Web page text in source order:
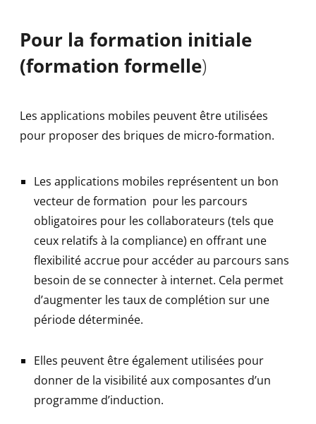
Pour la formation initiale
(formation formelle)
Les applications mobiles peuvent être utilisées
pour proposer des briques de micro-formation.
Les applications mobiles représentent un bon
vecteur de formation pour les parcours
obligatoires pour les collaborateurs (tels que
ceux relatifs à la compliance) en offrant une
flexibilité accrue pour accéder au parcours sans
besoin de se connecter à internet. Cela permet
d’augmenter les taux de complétion sur une
période déterminée.
Elles peuvent être également utilisées pour
donner de la visibilité aux composantes d’un
programme d’induction.